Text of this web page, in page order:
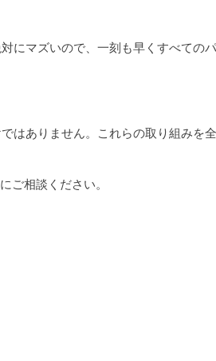
にマズいので、一刻も早くすべての
はありません。これらの取り組みを
ご相談ください。